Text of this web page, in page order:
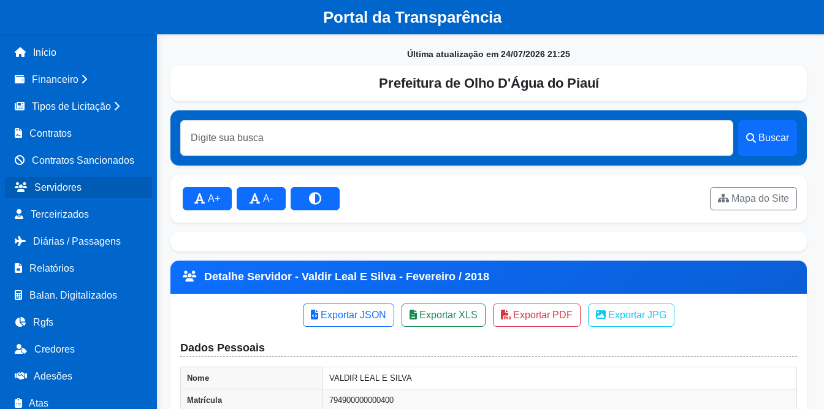
Portal da Transparência
Início
Financeiro
Tipos de Licitação
Contratos
Contratos Sancionados
Servidores
Terceirizados
Diárias / Passagens
Relatórios
Balan. Digitalizados
Rgfs
Credores
Adesões
Atas
Última atualização em 24/07/2026 21:25
Prefeitura de Olho D'Água do Piauí
Buscar
A+ A- Mapa do Site
Detalhe Servidor - Valdir Leal E Silva - Fevereiro / 2018
Exportar JSON Exportar XLS Exportar PDF Exportar JPG
Dados Pessoais
Nome VALDIR LEAL E SILVA
Matrícula 794900000000400